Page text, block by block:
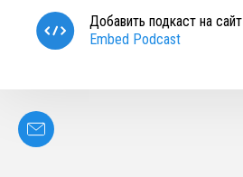
Добавить подкаст на сайт
Embed Podcast